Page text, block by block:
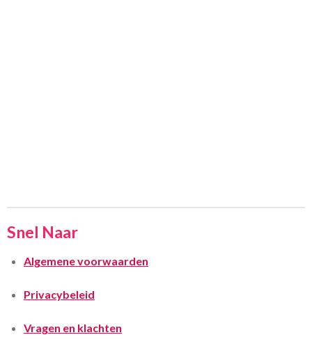
Snel Naar
Algemene voorwaarden
Privacybeleid
Vragen en klachten